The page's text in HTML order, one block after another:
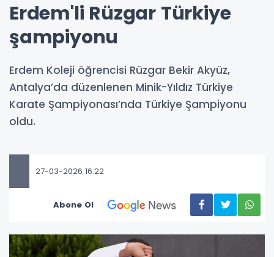
Erdem'li Rüzgar Türkiye
şampiyonu
Erdem Koleji öğrencisi Rüzgar Bekir Akyüz,
Antalya’da düzenlenen Minik-Yıldız Türkiye
Karate Şampiyonası’nda Türkiye Şampiyonu
oldu.
27-03-2026 16:22
Abone Ol